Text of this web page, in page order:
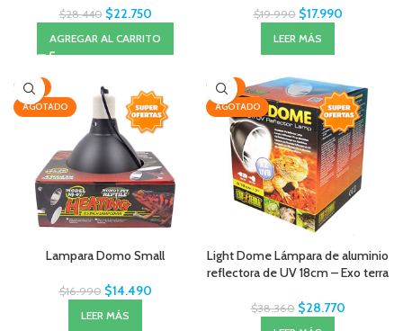
$28.440 $22.750
AGREGAR AL CARRITO
$19.990 $17.990
LEER MÁS
-15%
AGOTADO
Lampara Domo Small
$16.990 $14.490
LEER MÁS
-25%
AGOTADO
Light Dome Lámpara de aluminio
reflectora de UV 18cm – Exo terra
$38.360 $28.770